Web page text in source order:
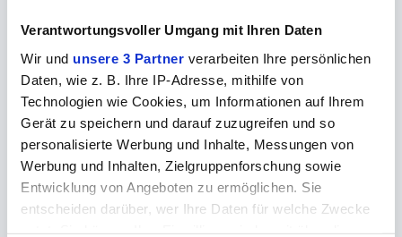
Verantwortungsvoller Umgang mit Ihren Daten
Wir und unsere 3 Partner verarbeiten Ihre persönlichen
Daten, wie z. B. Ihre IP-Adresse, mithilfe von
Technologien wie Cookies, um Informationen auf Ihrem
Gerät zu speichern und darauf zuzugreifen und so
personalisierte Werbung und Inhalte, Messungen von
Werbung und Inhalten, Zielgruppenforschung sowie
Entwicklung von Angeboten zu ermöglichen. Sie
entscheiden darüber, wer Ihre Daten für welche Zwecke
Mit 3Q können Sie Ihre audiovisuellen Inhalte in
Livestreaming von Spielen bis hin zu
aufgezeichneten Spielen oder Videoinhalte auf
Abruf. Veranstalten Sie Podcasts oder starten
Sie Club-Radiodienste - alles auf einer einzigen
leistungsstarken Plattform.
Monetarisierung